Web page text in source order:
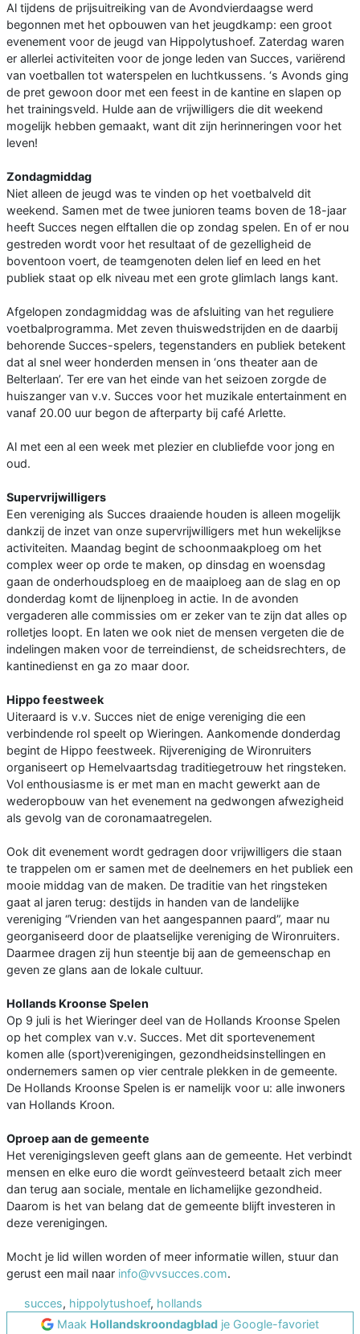
Al tijdens de prijsuitreiking van de Avondvierdaagse werd
begonnen met het opbouwen van het jeugdkamp: een groot
evenement voor de jeugd van Hippolytushoef. Zaterdag waren
er allerlei activiteiten voor de jonge leden van Succes, variërend
van voetballen tot waterspelen en luchtkussens. ‘s Avonds ging
de pret gewoon door met een feest in de kantine en slapen op
het trainingsveld. Hulde aan de vrijwilligers die dit weekend
mogelijk hebben gemaakt, want dit zijn herinneringen voor het
leven!
Zondagmiddag
Niet alleen de jeugd was te vinden op het voetbalveld dit
weekend. Samen met de twee junioren teams boven de 18-jaar
heeft Succes negen elftallen die op zondag spelen. En of er nou
gestreden wordt voor het resultaat of de gezelligheid de
boventoon voert, de teamgenoten delen lief en leed en het
publiek staat op elk niveau met een grote glimlach langs kant.
Afgelopen zondagmiddag was de afsluiting van het reguliere
voetbalprogramma. Met zeven thuiswedstrijden en de daarbij
behorende Succes-spelers, tegenstanders en publiek betekent
dat al snel weer honderden mensen in ‘ons theater aan de
Belterlaan’. Ter ere van het einde van het seizoen zorgde de
huiszanger van v.v. Succes voor het muzikale entertainment en
vanaf 20.00 uur begon de afterparty bij café Arlette.
Al met een al een week met plezier en clubliefde voor jong en
oud.
Supervrijwilligers
Een vereniging als Succes draaiende houden is alleen mogelijk
dankzij de inzet van onze supervrijwilligers met hun wekelijkse
activiteiten. Maandag begint de schoonmaakploeg om het
complex weer op orde te maken, op dinsdag en woensdag
gaan de onderhoudsploeg en de maaiploeg aan de slag en op
donderdag komt de lijnenploeg in actie. In de avonden
vergaderen alle commissies om er zeker van te zijn dat alles op
rolletjes loopt. En laten we ook niet de mensen vergeten die de
indelingen maken voor de terreindienst, de scheidsrechters, de
kantinedienst en ga zo maar door.
Hippo feestweek
Uiteraard is v.v. Succes niet de enige vereniging die een
verbindende rol speelt op Wieringen. Aankomende donderdag
begint de Hippo feestweek. Rijvereniging de Wironruiters
organiseert op Hemelvaartsdag traditiegetrouw het ringsteken.
Vol enthousiasme is er met man en macht gewerkt aan de
wederopbouw van het evenement na gedwongen afwezigheid
als gevolg van de coronamaatregelen.
Ook dit evenement wordt gedragen door vrijwilligers die staan
te trappelen om er samen met de deelnemers en het publiek een
mooie middag van de maken. De traditie van het ringsteken
gaat al jaren terug: destijds in handen van de landelijke
vereniging “Vrienden van het aangespannen paard”, maar nu
georganiseerd door de plaatselijke vereniging de Wironruiters.
Daarmee dragen zij hun steentje bij aan de gemeenschap en
geven ze glans aan de lokale cultuur.
Hollands Kroonse Spelen
Op 9 juli is het Wieringer deel van de Hollands Kroonse Spelen
op het complex van v.v. Succes. Met dit sportevenement
komen alle (sport)verenigingen, gezondheidsinstellingen en
ondernemers samen op vier centrale plekken in de gemeente.
De Hollands Kroonse Spelen is er namelijk voor u: alle inwoners
van Hollands Kroon.
Oproep aan de gemeente
Het verenigingsleven geeft glans aan de gemeente. Het verbindt
mensen en elke euro die wordt geïnvesteerd betaalt zich meer
dan terug aan sociale, mentale en lichamelijke gezondheid.
Daarom is het van belang dat de gemeente blijft investeren in
deze verenigingen.
Mocht je lid willen worden of meer informatie willen, stuur dan
gerust een mail naar info@vvsucces.com.
succes, hippolytushoef, hollands
Maak Hollandskroondagblad je Google-favoriet